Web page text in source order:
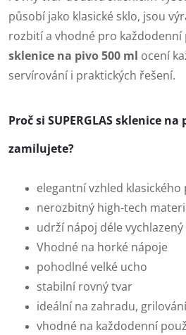
působí jako klasické sklo, jsou
rozbití a vhodné pro každodenní
sklenice na pivo 500 ml ocení
servírování i praktických řešení.
Proč si SUPERGLAS sklenice na
zamilujete?
elegantní vzhled
nerozbitný high-tech
udrží nápoj déle vychlazený
Vhodné na horké nápoje
pohodlné velké ucho
stabilní rovný tvar
ideální na zahradu,
vhodné na každodenní